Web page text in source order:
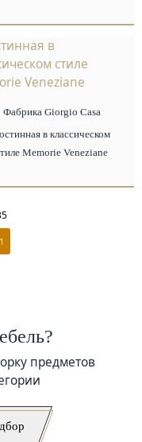
Фабрика Giorgio Сasa
в классическом
Memorie Veneziane
предметов